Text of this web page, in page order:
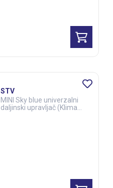
STV
MINI Sky blue univerzalni
daljinski upravljač (Klima